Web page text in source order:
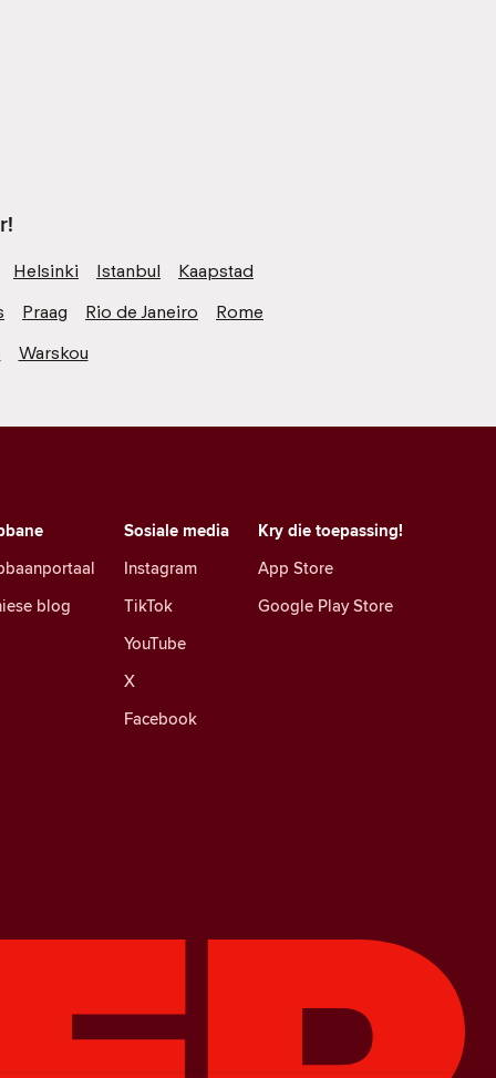
Helsinki Istanbul
Kaapstad
Praag Rio de Janeiro
Rome
Warskou
Sosiale media
Instagram
TikTok
YouTube
X
Facebook
blog
Kry die toepassing!
App Store
Google Play Store